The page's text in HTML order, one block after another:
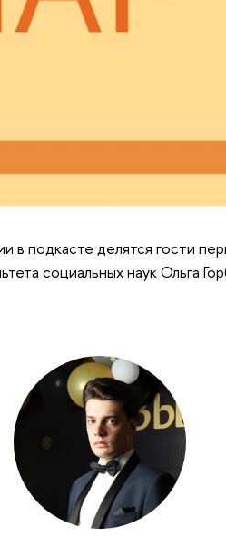
в подкасте делятся гости
социальных наук Ольга